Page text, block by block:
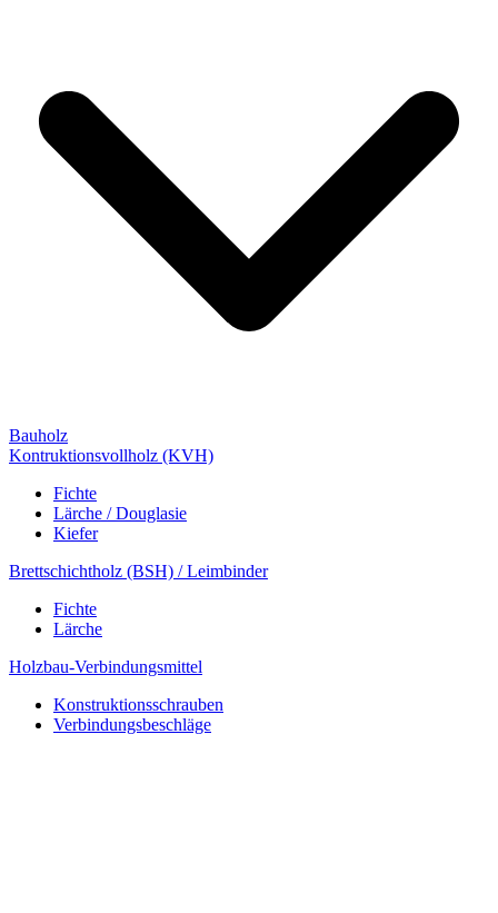
Bauholz
Kontruktionsvollholz (KVH)
Fichte
Lärche / Douglasie
Kiefer
Brettschichtholz (BSH) / Leimbinder
Fichte
Lärche
Holzbau-Verbindungsmittel
Konstruktionsschrauben
Verbindungsbeschläge